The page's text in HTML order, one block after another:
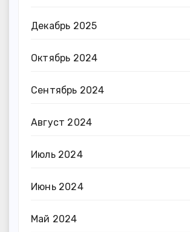
Декабрь 2025
Октябрь 2024
Сентябрь 2024
Август 2024
Июль 2024
Июнь 2024
Май 2024